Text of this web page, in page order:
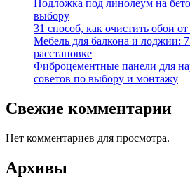
Подложка под линолеум на
выбору
31 способ, как очистить обои
Мебель для балкона и лоджии:
расстановке
Фиброцементные панели для
советов по выбору и монтажу
Свежие комментарии
Нет комментариев для просмотра.
Архивы